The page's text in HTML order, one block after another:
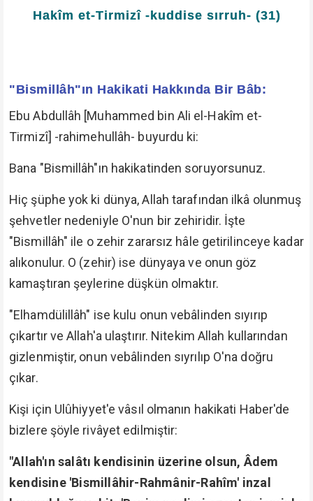
Hakîm et-Tirmizî -kuddise sırruh- (31)
"Bismillâh"ın Hakikati Hakkında Bir Bâb:
Ebu Abdullâh [Muhammed bin Ali el-Hakîm et-
Tirmizî] -rahimehullâh- buyurdu ki:
Bana "Bismillâh"ın hakikatinden soruyorsunuz.
Hiç şüphe yok ki dünya, Allah tarafından ilkâ olunmuş
şehvetler nedeniyle O'nun bir zehiridir. İşte
"Bismillâh" ile o zehir zararsız hâle getirilinceye kadar
alıkonulur. O (zehir) ise dünyaya ve onun göz
kamaştıran şeylerine düşkün olmaktır.
"Elhamdülillâh" ise kulu onun vebâlinden sıyırıp
çıkartır ve Allah'a ulaştırır. Nitekim Allah kullarından
gizlenmiştir, onun vebâlinden sıyrılıp O'na doğru
çıkar.
Kişi için Ulûhiyyet'e vâsıl olmanın hakikati Haber'de
bizlere şöyle rivâyet edilmiştir:
"Allah'ın salâtı kendisinin üzerine olsun, Âdem
kendisine 'Bismillâhir-Rahmânir-Rahîm' inzal